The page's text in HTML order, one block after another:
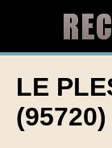
LE
(95720)